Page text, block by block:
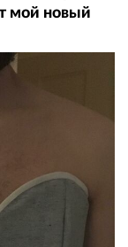
мой новый